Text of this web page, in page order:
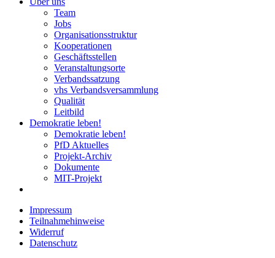
Team
Jobs
Organisationsstruktur
Kooperationen
Geschäftsstellen
Veranstaltungsorte
Verbandssatzung
vhs Verbandsversammlung
Qualität
Leitbild
Demokratie leben!
Demokratie leben!
PfD Aktuelles
Projekt-Archiv
Dokumente
MIT-Projekt
Impressum
Teilnahmehinweise
Widerruf
Datenschutz